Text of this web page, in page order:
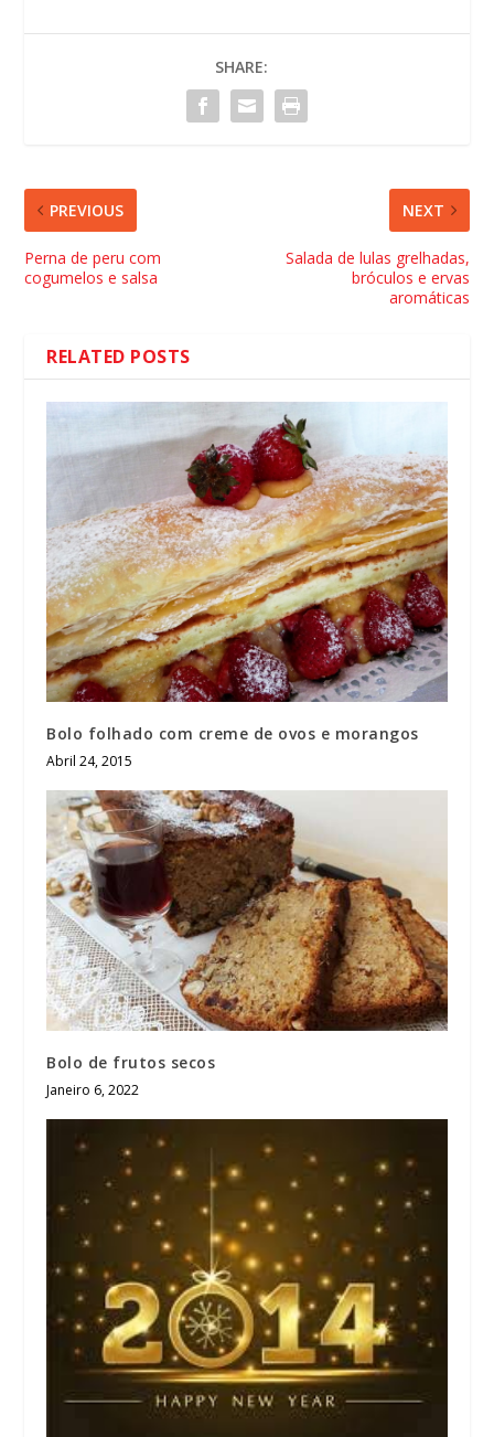
SHARE:
PREVIOUS
Perna de peru com
cogumelos e salsa
NEXT
Salada de lulas grelhadas,
bróculos e ervas
aromáticas
RELATED POSTS
Bolo folhado com creme de ovos e morangos
Abril 24, 2015
Bolo de frutos secos
Janeiro 6, 2022